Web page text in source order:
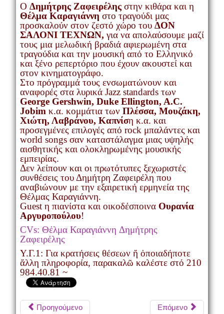
Ο Δημήτρης Ζαφειρέληςστην κιθάρα και η
Θέλμα Καραγιάννη στο τραγούδι μας
προσκαλούν στον ζεστό χώρο του ΔΟΝ
ΣΑΛΟΝΙ ΤΕΧΝΩΝ, για να απολαύσουμε μαζί
τους μια μελωδική βραδιά αφιερωμένη στα
τραγούδια και την μουσική από το Ελληνικό
και ξένο ρεπερτόριο που έχουν ακουστεί και
στον κινηματογράφο.
Στο πρόγραμμά τους ενσωματώνουν και
αναφορές στα λυρικά Jazz standards των
George Gershwin, Duke Ellington, A.C.
Jobim κ.α. κομμάτια των Πλέσσα, Μουζάκη,
Χιώτη, Λαβράνου, Καπνίση κ.α. και
προσεγμένες επιλογές από rock μπαλάντες και
world songs σαν καταστάλαγμα μιας υψηλής
αισθητικής και ολοκληρωμένης μουσικής
εμπειρίας.
Δεν λείπουν και οι πρωτότυπες ξεχωριστές
συνθέσεις του Δημήτρη Ζαφειρέλη που
αναβιώνουν με την εξαιρετική ερμηνεία της
Θέλμας Καραγιάννη.
Guest η πιανίστα και οικοδέσποινα Ουρανία
Αργυροπούλου!
CVs: Θέλμα Καραγιάννη Δημήτρης
Ζαφειρέλης
Υ.Γ.1: Για κρατήσεις θέσεων ἤ ὀποιαδήποτε
ἄλλη πληροφορία, παρακαλῶ καλέστε στό 210
984.40.81 ~
Προηγούμενο Επόμενο